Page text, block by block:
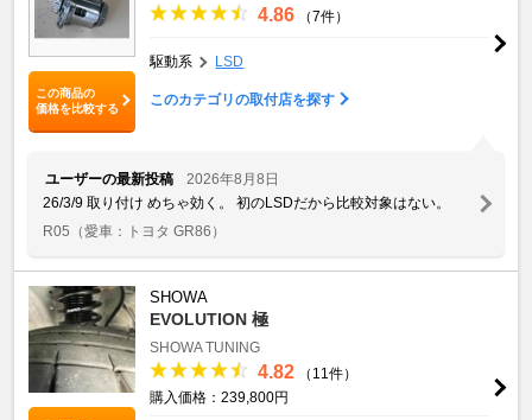
この商品の
価格を比較する
4.86 （7件）
駆動系 LSD
このカテゴリの取付店を探す
ユーザーの最新投稿
2026年8月8日
26/3/9 取り付け めちゃ効く。 初のLSDだから比較対象はない。
R05 （愛車：トヨタ GR86）
SHOWA
EVOLUTION 極
SHOWA TUNING
4.82
（11件）
購入価格：239,800円